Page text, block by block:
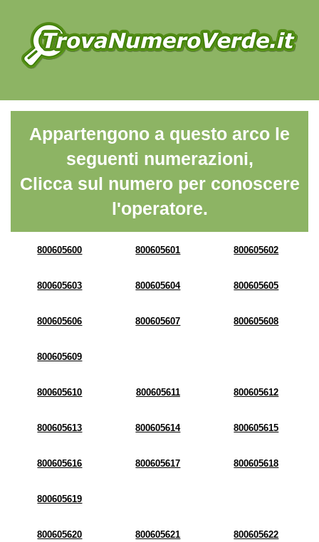
Appartengono a questo arco le
seguenti numerazioni,
Clicca sul numero per conoscere
l'operatore.
800605600 800605601 800605602
800605603 800605604 800605605
800605606 800605607 800605608
800605609
800605610 800605611 800605612
800605613 800605614 800605615
800605616 800605617 800605618
800605619
800605620 800605621 800605622